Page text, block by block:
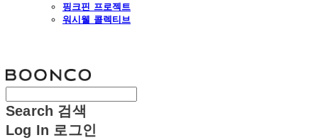
핑크핀 프로젝트
워시웰 콜렉티브
Search 검색
Log In 로그인